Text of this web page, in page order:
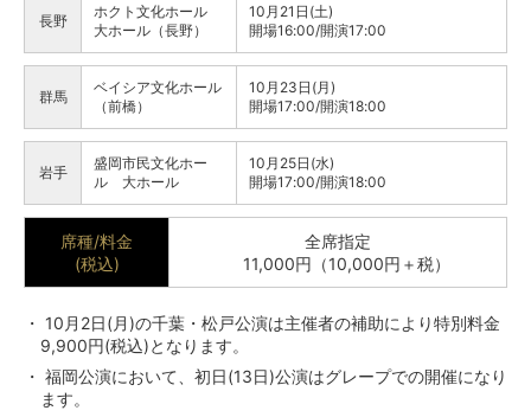
長野
ホクト文化ホール
大ホール（長野）
10月21日(土)
開場16:00/開演17:00
群馬
ベイシア文化ホール
（前橋）
10月23日(月)
開場17:00/開演18:00
岩手
盛岡市民文化ホー
ル 大ホール
10月25日(水)
開場17:00/開演18:00
席種/料金
(税込)
全席指定
11,000円（10,000円＋税）
10月2日(月)の千葉・松戸公演は主催者の補助により特別料金
9,900円(税込)となります。
福岡公演において、初日(13日)公演はグレープでの開催になり
ます。